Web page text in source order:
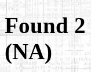
Found
(NA)